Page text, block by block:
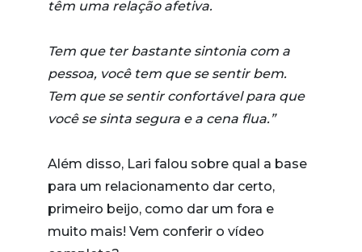
têm uma relação afetiva.
Tem que ter bastante sintonia com a
pessoa, você tem que se sentir bem.
Tem que se sentir confortável para que
você se sinta segura e a cena flua.”
Além disso, Lari falou sobre qual a base
para um relacionamento dar certo,
primeiro beijo, como dar um fora e
muito mais! Vem conferir o vídeo